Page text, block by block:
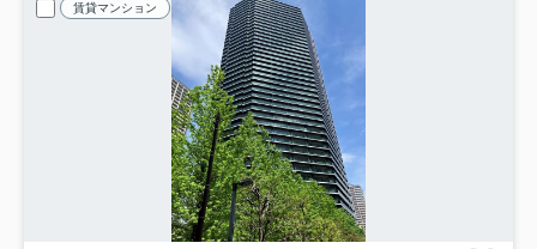
賃貸マンション